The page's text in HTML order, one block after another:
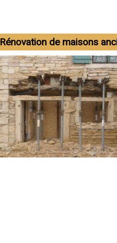
Rénovation de maisons